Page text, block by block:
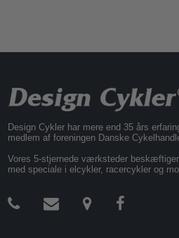
Design Cykler har mere end 35 års
medlem af foreningen Danske
Vores 5-stjernede værksteder
med speciale i elcykler, racercykler og